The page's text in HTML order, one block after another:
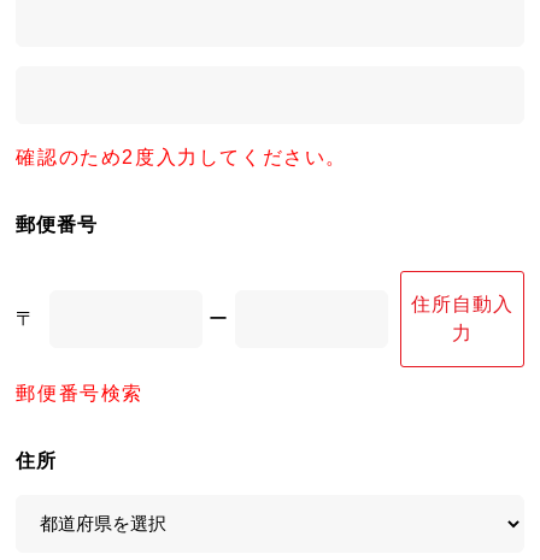
確認のため2度入力してください。
郵便番号
〒 ー
住所自動入
力
郵便番号検索
住所